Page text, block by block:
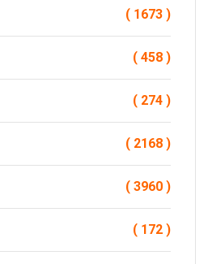
( 1673 )
( 458 )
( 274 )
( 2168 )
( 3960 )
( 172 )